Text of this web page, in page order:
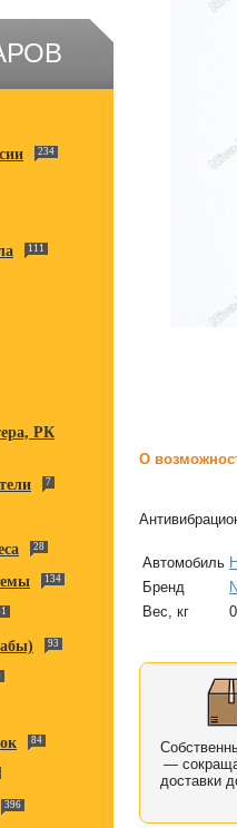
234
111
РК
7
28
134
93
84
396
О
Автомобиль
Бренд
Вес, кг
—
доставки